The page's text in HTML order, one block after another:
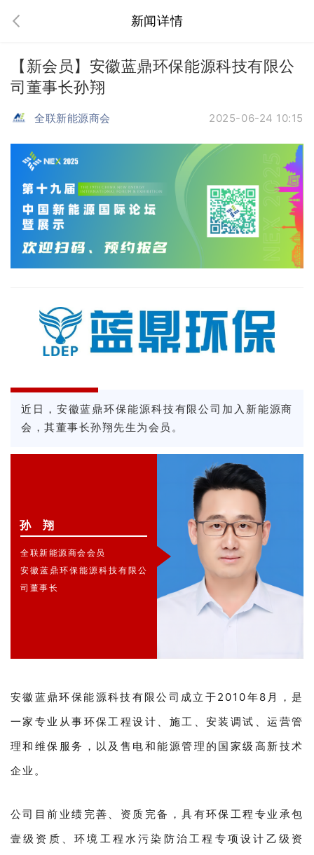
新闻详情
​【新会员】安徽蓝鼎环保能源科技有限公
司董事长孙翔
全联新能源商会 2025-06-24 10:15
近日，安徽蓝鼎环保能源科技有限公司加入新能源商
会，其董事长孙翔先生为会员。
孙 翔
全联新能源商会会员
安徽蓝鼎环保能源科技有限公
司董事长
安徽蓝鼎环保能源科技有限公司成立于2010年8月，是
一家专业从事环保工程设计、施工、安装调试、运营管
理和维保服务，以及售电和能源管理的国家级高新技术
企业。
公司目前业绩完善、资质完备，具有环保工程专业承包
壹级资质、环境工程水污染防治工程专项设计乙级资